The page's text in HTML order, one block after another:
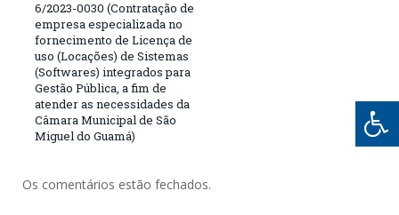
6/2023-0030 (Contratação de
empresa especializada no
fornecimento de Licença de
uso (Locações) de Sistemas
(Softwares) integrados para
Gestão Pública, a fim de
atender as necessidades da
Câmara Municipal de São
Miguel do Guamá)
Os comentários estão fechados.